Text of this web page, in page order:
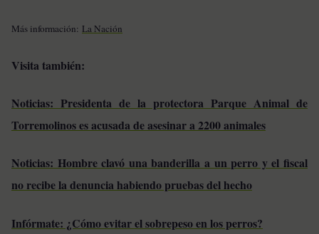
Más información: La Nación
Visita también:
Noticias: Presidenta de la protectora Parque Animal de
Torremolinos es acusada de asesinar a 2200 animales
Noticias: Hombre clavó una banderilla a un perro y el fiscal
no recibe la denuncia habiendo pruebas del hecho
Infórmate: ¿Cómo evitar el sobrepeso en los perros?